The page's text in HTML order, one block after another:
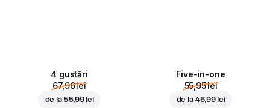
4 gustări
67,96 lei
de la 55,99 lei
Five-in-one
55,95 lei
de la 46,99 lei